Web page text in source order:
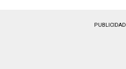
PUBLICIDAD